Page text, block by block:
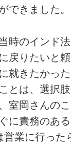
できました。
時のインド
戻りたいと頼
就きたかっ
とは、選択
室岡さんの
に責務のあ
営業に行った